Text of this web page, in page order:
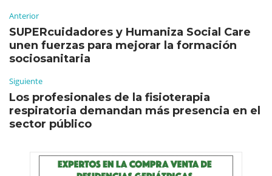
Anterior
SUPERcuidadores y Humaniza Social Care
unen fuerzas para mejorar la formación
sociosanitaria
Siguiente
Los profesionales de la fisioterapia
respiratoria demandan más presencia en el
sector público